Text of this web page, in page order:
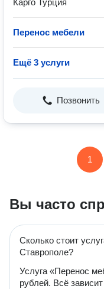
Карго Турция
Перенос мебели
Ещё 3 услуги
Позвонить
1
Вы часто
Сколько стоит
Ставрополе?
Услуга «Перенос
рублей. Всё